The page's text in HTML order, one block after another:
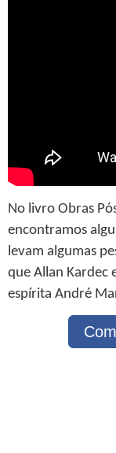
No livro Obras
encontramos
levam algumas
que Allan Kardec
espírita André